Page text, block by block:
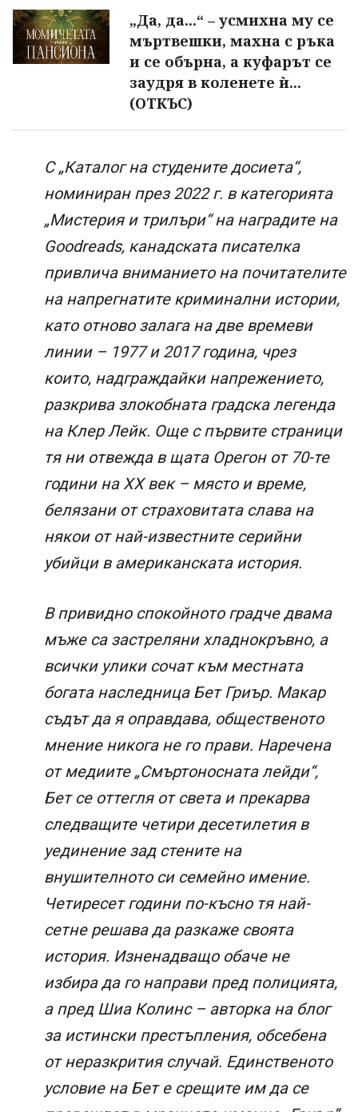
„Да, да...“ – усмихна му се
мъртвешки, махна с ръка
и се обърна, а куфарът се
заудря в коленете ѝ...
(ОТКЪС)
С „Каталог на студените досиета“,
номиниран през 2022 г. в категорията
„Мистерия и трилъри“ на наградите на
Goodreads, канадската писателка
привлича вниманието на почитателите
на напрегнатите криминални истории,
като отново залага на две времеви
линии – 1977 и 2017 година, чрез
които, надграждайки напрежението,
разкрива злокобната градска легенда
на Клер Лейк. Още с първите страници
тя ни отвежда в щата Орегон от 70-те
години на XX век – място и време,
белязани от страховитата слава на
някои от най-известните серийни
убийци в американската история.
В привидно спокойното градче двама
мъже са застреляни хладнокръвно, а
всички улики сочат към местната
богата наследница Бет Гриър. Макар
съдът да я оправдава, общественото
мнение никога не го прави. Наречена
от медиите „Смъртоносната лейди“,
Бет се оттегля от света и прекарва
следващите четири десетилетия в
уединение зад стените на
внушителното си семейно имение.
Четиресет години по-късно тя най-
сетне решава да разкаже своята
история. Изненадващо обаче не
избира да го направи пред полицията,
а пред Шиа Колинс – авторка на блог
за истински престъпления, обсебена
от неразкрития случай. Единственото
условие на Бет е срещите им да се